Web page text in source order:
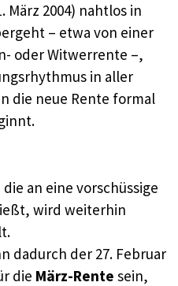
März 2004) nahtlos in
– etwa von einer
oder Witwerrente –,
in aller
die neue Rente formal
an eine vorschüssige
wird weiterhin
dadurch der 27. Februar
die März-Rente sein,